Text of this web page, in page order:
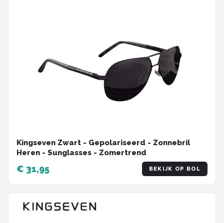
Kingseven Zwart - Gepolariseerd - Zonnebril
Heren - Sunglasses - Zomertrend
€ 31,95 BEKIJK OP BOL